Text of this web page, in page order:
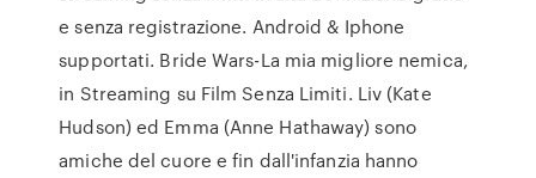
e senza registrazione. Android & Iphone
supportati. Bride Wars-La mia migliore nemica,
in Streaming su Film Senza Limiti. Liv (Kate
Hudson) ed Emma (Anne Hathaway) sono
amiche del cuore e fin dall'infanzia hanno